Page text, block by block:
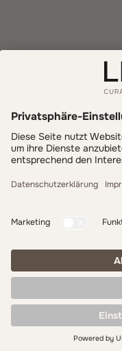
Zahlung & Versand
LIVOSY
Get inspired -
Copyright 2026 by